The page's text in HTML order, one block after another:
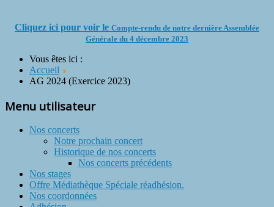
Cliquez ici pour voir le Compte-rendu de notre dernière Assemblée
Générale du 4 décembre 2023
Vous êtes ici :
Accueil
AG 2024 (Exercice 2023)
Menu utilisateur
Nos concerts
Notre prochain concert
Historique de nos concerts
Nos concerts précédents
Nos stages
Offre Médiathèque Spéciale réadhésion.
Nos coordonnées